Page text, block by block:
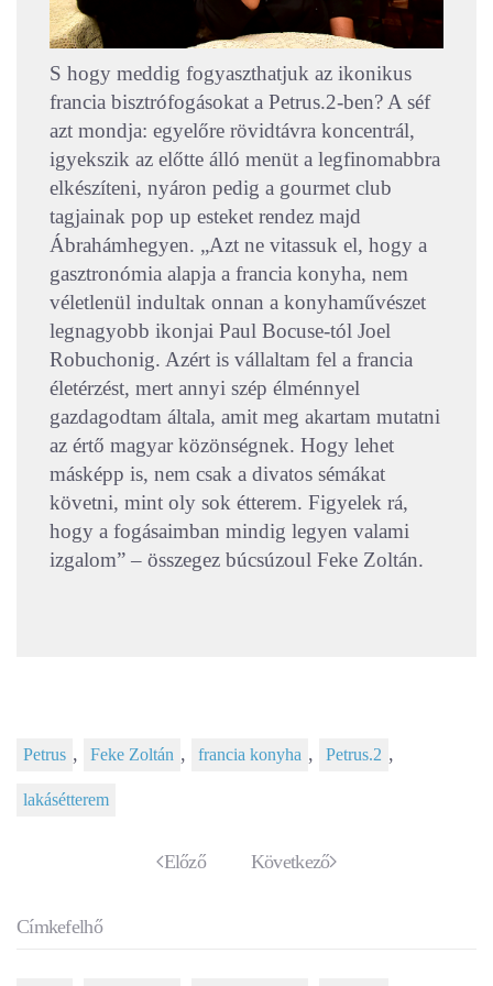
S hogy meddig fogyaszthatjuk az ikonikus
francia bisztrófogásokat a Petrus.2-ben? A séf
azt mondja: egyelőre rövidtávra koncentrál,
igyekszik az előtte álló menüt a legfinomabbra
elkészíteni, nyáron pedig a gourmet club
tagjainak pop up esteket rendez majd
Ábrahámhegyen. „Azt ne vitassuk el, hogy a
gasztronómia alapja a francia konyha, nem
véletlenül indultak onnan a konyhaművészet
legnagyobb ikonjai Paul Bocuse-tól Joel
Robuchonig. Azért is vállaltam fel a francia
életérzést, mert annyi szép élménnyel
gazdagodtam általa, amit meg akartam mutatni
az értő magyar közönségnek. Hogy lehet
másképp is, nem csak a divatos sémákat
követni, mint oly sok étterem. Figyelek rá,
hogy a fogásaimban mindig legyen valami
izgalom” – összegez búcsúzoul Feke Zoltán.
Petrus , Feke Zoltán , francia konyha , Petrus.2 ,
lakásétterem
Előző Következő
Címkefelhő